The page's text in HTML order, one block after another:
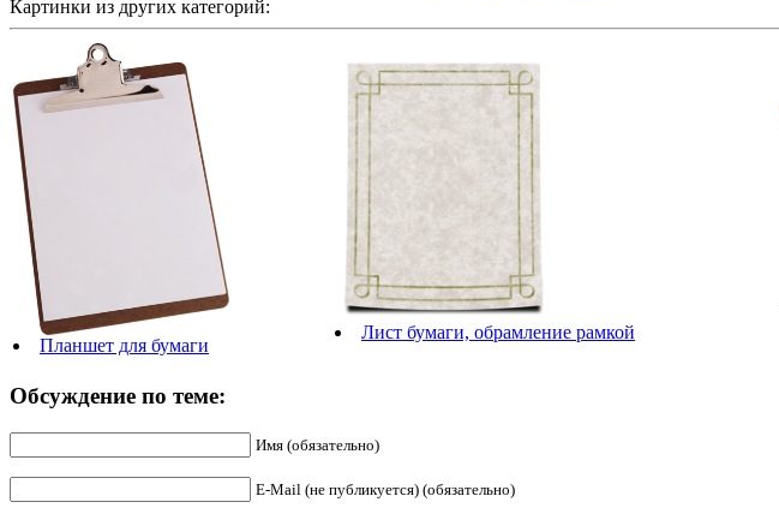
Картинки из других категорий:
Планшет для бумаги
Лист бумаги, обрамление рамкой
Обсуждение по теме:
Имя (обязательно)
E-Mail (не публикуется) (обязательно)